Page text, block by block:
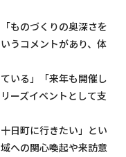
ものづくりの奥深さを
うコメントがあり、体
いる」「来年も開催し
ーズイベントとして支
日町に行きたい」とい
への関心喚起や来訪意